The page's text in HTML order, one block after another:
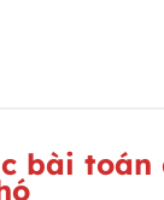
bài toán